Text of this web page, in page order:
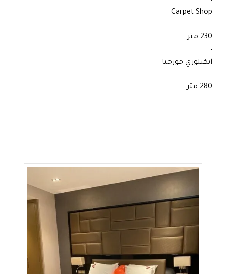
Carpet Shop
230 متر
ايكبلوري جورجيا
280 متر